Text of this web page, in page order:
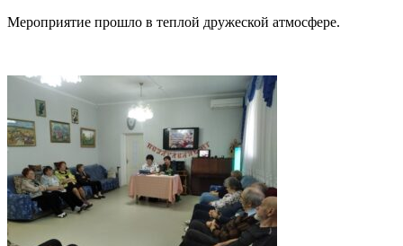
Мероприятие прошло в теплой дружеской атмосфере.